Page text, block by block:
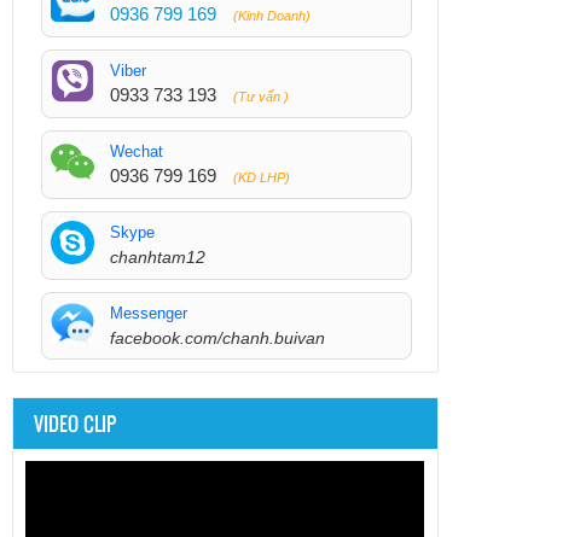
0936 799 169 (Kinh Doanh)
Viber
0933 733 193 (Tư vấn )
Wechat
0936 799 169 (KD LHP)
Skype
chanhtam12
Messenger
facebook.com/chanh.buivan
VIDEO CLIP